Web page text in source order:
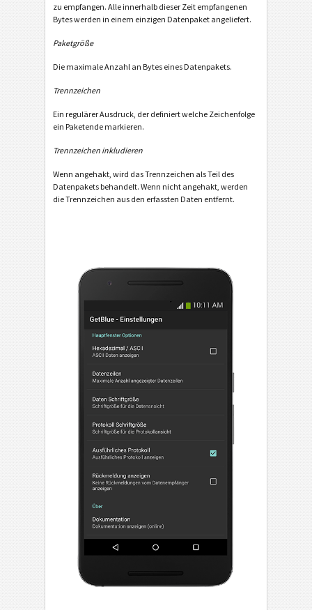
zu empfangen. Alle innerhalb dieser Zeit empfangenen
Bytes werden in einem einzigen Datenpaket angeliefert.
Paketgröße
Die maximale Anzahl an Bytes eines Datenpakets.
Trennzeichen
Ein regulärer Ausdruck, der definiert welche Zeichenfolge
ein Paketende markieren.
Trennzeichen inkludieren
Wenn angehakt, wird das Trennzeichen als Teil des
Datenpakets behandelt. Wenn nicht angehakt, werden
die Trennzeichen aus den erfassten Daten entfernt.